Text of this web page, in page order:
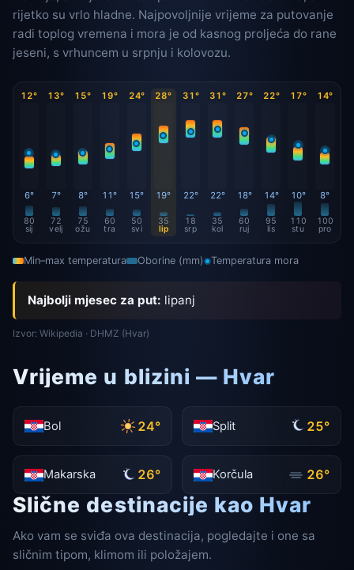
rijetko su vrlo hladne. Najpovoljnije vrijeme za putovanje
radi toplog vremena i mora je od kasnog proljeća do rane
jeseni, s vrhuncem u srpnju i kolovozu.
12°
6°
80
sij
13°
7°
72
velj
15°
8°
75
ožu
19°
11°
60
tra
24°
15°
50
svi
28°
19°
35
lip
31°
22°
18
srp
31°
22°
35
kol
27°
18°
60
ruj
22°
14°
95
lis
17°
10°
110
stu
14°
8°
100
pro
Min–max temperatura Oborine (mm) Temperatura mora
Najbolji mjesec za put: lipanj
Izvor: Wikipedia · DHMZ (Hvar)
Vrijeme u blizini — Hvar
Bol 24° Split 25°
Makarska 26° Korčula 26°
Slične destinacije kao Hvar
Ako vam se sviđa ova destinacija, pogledajte i one sa
sličnim tipom, klimom ili položajem.